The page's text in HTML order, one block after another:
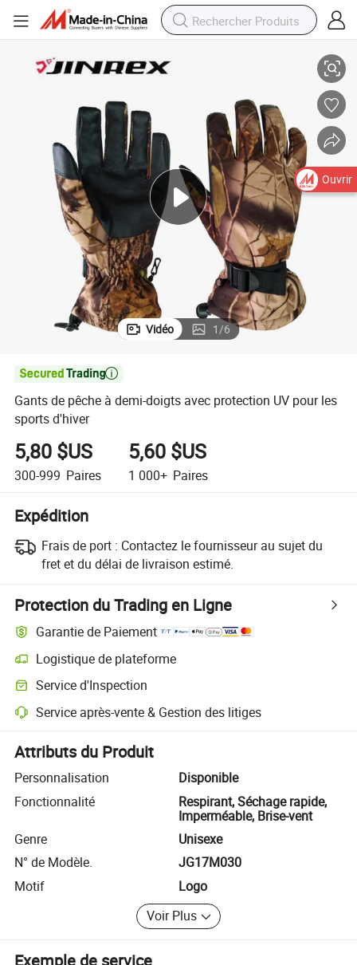
Vidéo 1/6

Gants de pêche à demi-doigts avec protection UV pour les
sports d'hiver
5,80 $US
300-999 Paires
5,60 $US
1 000+ Paires
Expédition
Frais de port : Contactez le fournisseur au sujet du
fret et du délai de livraison estimé.
Protection du Trading en Ligne
Garantie de Paiement
Logistique de plateforme
Suivi d'expédition plus clair avec des logistiques prises en charge par
Service d'Inspection
Inspection préalable à l'expédition optionnelle pour des contrôles de
Service après-vente & Gestion des litiges
Résolution des litiges assistée par la plateforme, y compris les
Attributs du Produit
Personnalisation
Disponible
Fonctionnalité
Respirant, Séchage rapide,
Imperméable, Brise-vent
Genre
Unisexe
N° de Modèle.
JG17M030
Motif
Logo
Voir Plus
Exemple de service
Ouvrir